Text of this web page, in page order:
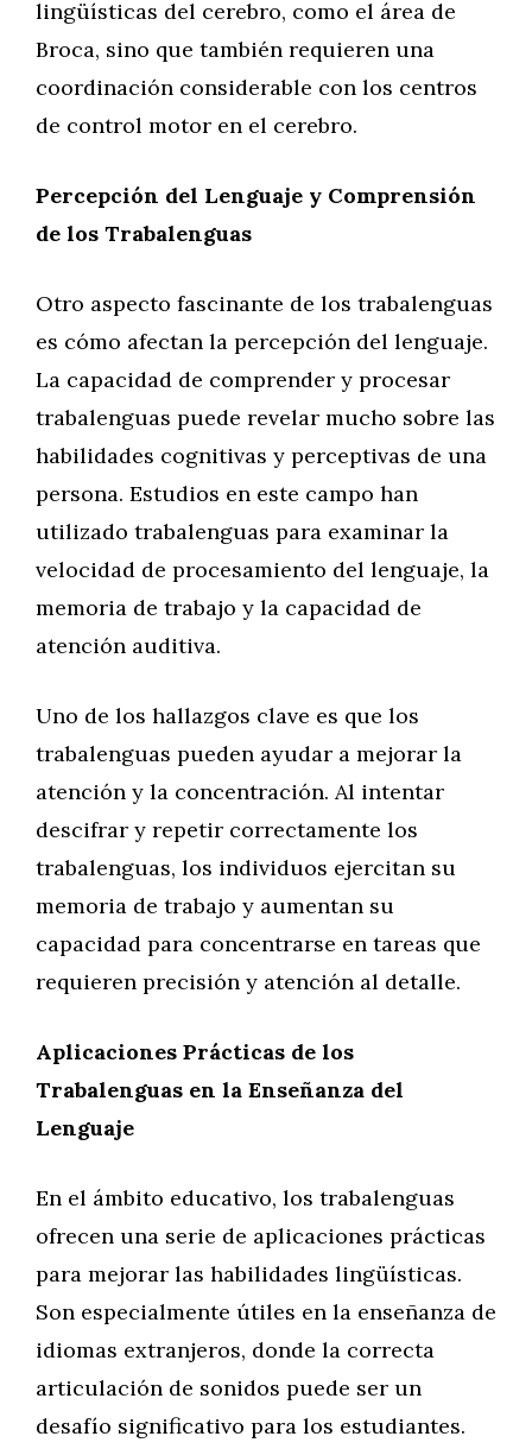
lingüísticas del cerebro, como el área de
Broca, sino que también requieren una
coordinación considerable con los centros
de control motor en el cerebro.
Percepción del Lenguaje y Comprensión
de los Trabalenguas
Otro aspecto fascinante de los trabalenguas
es cómo afectan la percepción del lenguaje.
La capacidad de comprender y procesar
trabalenguas puede revelar mucho sobre las
habilidades cognitivas y perceptivas de una
persona. Estudios en este campo han
utilizado trabalenguas para examinar la
velocidad de procesamiento del lenguaje, la
memoria de trabajo y la capacidad de
atención auditiva.
Uno de los hallazgos clave es que los
trabalenguas pueden ayudar a mejorar la
atención y la concentración. Al intentar
descifrar y repetir correctamente los
trabalenguas, los individuos ejercitan su
memoria de trabajo y aumentan su
capacidad para concentrarse en tareas que
requieren precisión y atención al detalle.
Aplicaciones Prácticas de los
Trabalenguas en la Enseñanza del
Lenguaje
En el ámbito educativo, los trabalenguas
ofrecen una serie de aplicaciones prácticas
para mejorar las habilidades lingüísticas.
Son especialmente útiles en la enseñanza de
idiomas extranjeros, donde la correcta
articulación de sonidos puede ser un
desafío significativo para los estudiantes.